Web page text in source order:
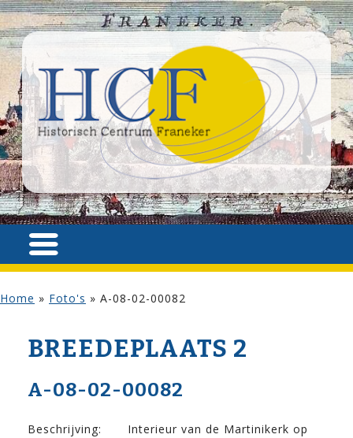
Home » Foto's » A-08-02-00082
BREEDEPLAATS 2
A-08-02-00082
Beschrijving:
Interieur van de Martinikerk op